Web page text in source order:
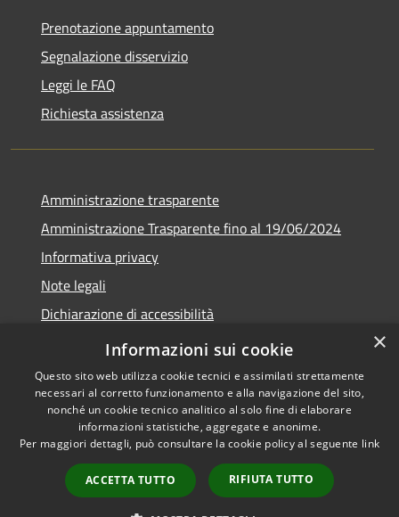
Prenotazione appuntamento
Segnalazione disservizio
Leggi le FAQ
Richiesta assistenza
Amministrazione trasparente
Amministrazione Trasparente fino al 19/06/2024
Informativa privacy
Note legali
Dichiarazione di accessibilità
Meccanismo di feedback
Accessibilità
Copyright © 2026 • Comune di
Lorenzago di Cadore • Powered
byMunicipium
Accesso
redazione
×
Informazioni sui cookie
Questo sito web utilizza cookie tecnici e assimilati strettamente
necessari al corretto funzionamento e alla navigazione del sito,
nonché un cookie tecnico analitico al solo fine di elaborare
informazioni statistiche, aggregate e anonime.
Per maggiori dettagli, può consultare la cookie policy al seguente link
ACCETTA TUTTO RIFIUTA TUTTO